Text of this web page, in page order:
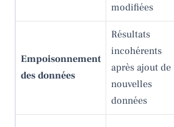
modifiées
Empoisonnement
des données
Résultats
incohérents
après ajout de
nouvelles
données